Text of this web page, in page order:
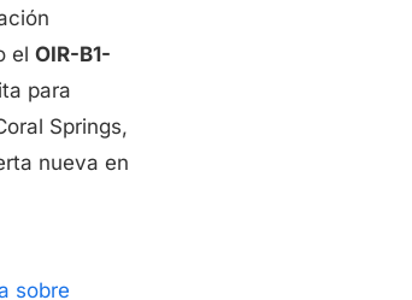
el OIR-B1-
para
Springs,
nueva en
sobre